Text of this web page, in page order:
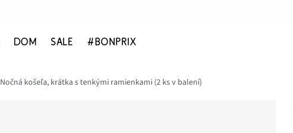
DOM SALE #BONPRIX
Nočná košeľa, krátka s tenkými ramienkami (2 ks v balení)